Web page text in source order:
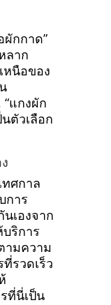
ผักกาด”
ลาก
หนือของ
แกงผัก
ตัวเลือก
ศกาล
การ
เองจาก
ริการ
ามความ
รวดเร็ว
ที่นี่เป็น